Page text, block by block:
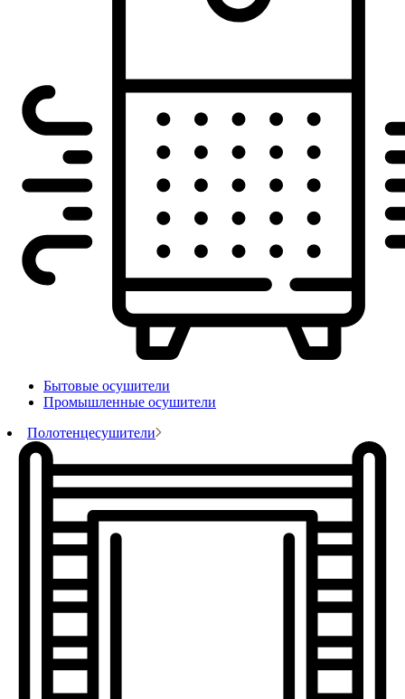
Бытовые осушители
Промышленные осушители
Полотенцесушители